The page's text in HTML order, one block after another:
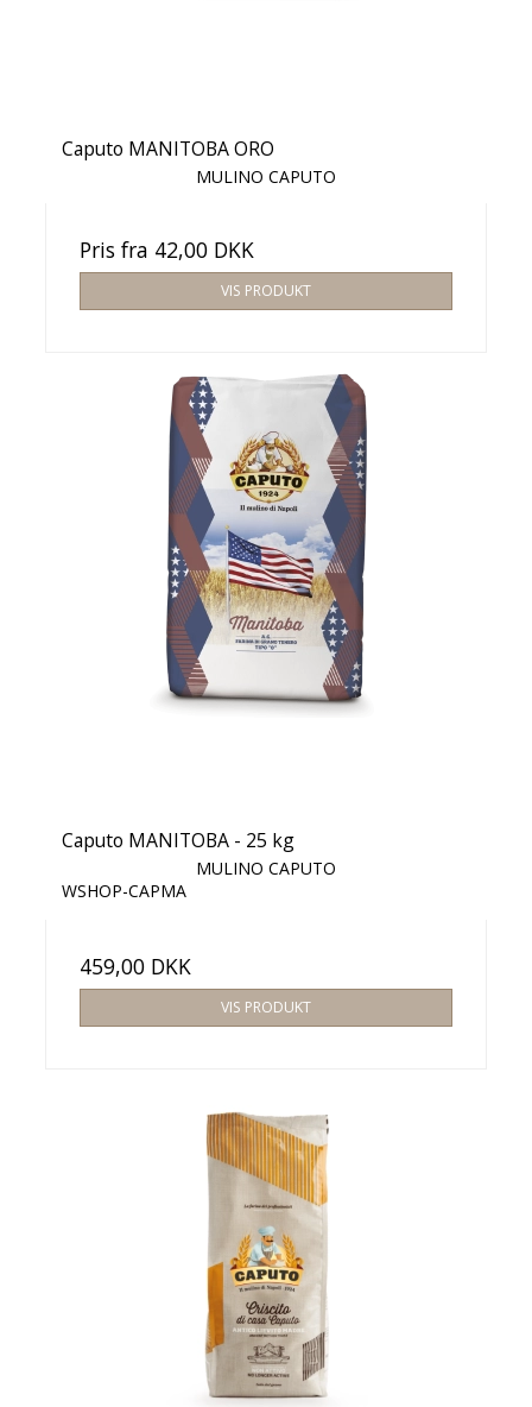
Caputo MANITOBA ORO
MULINO CAPUTO
Pris fra 42,00 DKK
VIS PRODUKT
Caputo MANITOBA - 25 kg
MULINO CAPUTO
WSHOP-CAPMA
459,00 DKK
VIS PRODUKT